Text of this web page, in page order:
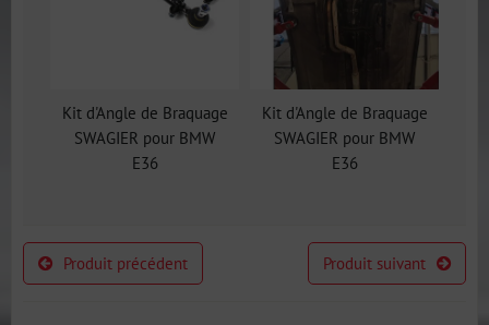
Kit d'Angle de Braquage
SWAGIER pour BMW
E36
Kit d'Angle de Braquage
SWAGIER pour BMW
E36
Produit précédent Produit suivant